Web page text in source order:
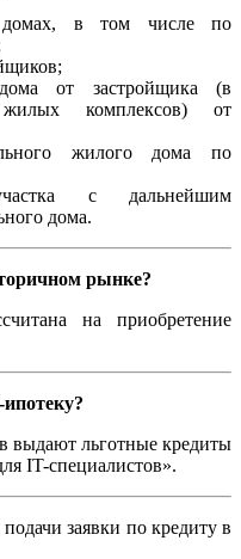
домах, в том числе по
от застройщика (в
комплексов) от
жилого дома по
с дальнейшим
дома.
рынке?
на приобретение
выдают льготные кредиты
IT-специалистов».
заявки по кредиту в